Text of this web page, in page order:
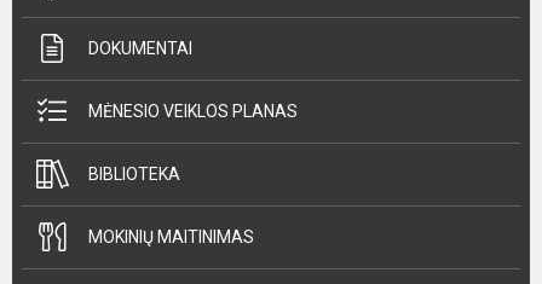
DOKUMENTAI
MĖNESIO VEIKLOS PLANAS
BIBLIOTEKA
MOKINIŲ MAITINIMAS